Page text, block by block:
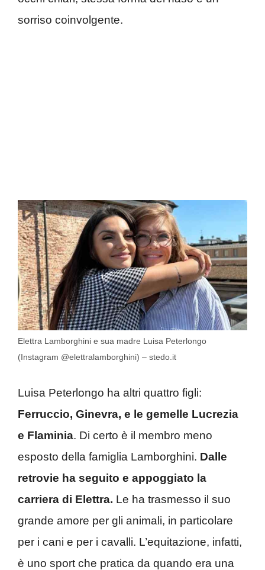
sorriso coinvolgente.
Elettra Lamborghini e sua madre Luisa Peterlongo
(Instagram @elettralamborghini) – stedo.it
Luisa Peterlongo ha altri quattro figli:
Ferruccio, Ginevra, e le gemelle Lucrezia
e Flaminia. Di certo è il membro meno
esposto della famiglia Lamborghini. Dalle
retrovie ha seguito e appoggiato la
carriera di Elettra. Le ha trasmesso il suo
grande amore per gli animali, in particolare
per i cani e per i cavalli. L’equitazione, infatti,
è uno sport che pratica da quando era una